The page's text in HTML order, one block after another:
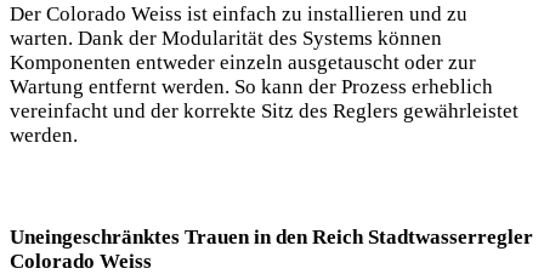
Der Colorado Weiss ist einfach zu installieren und zu
warten. Dank der Modularität des Systems können
Komponenten entweder einzeln ausgetauscht oder zur
Wartung entfernt werden. So kann der Prozess erheblich
vereinfacht und der korrekte Sitz des Reglers gewährleistet
werden.
Uneingeschränktes Trauen in den Reich Stadtwasserregler
Colorado Weiss